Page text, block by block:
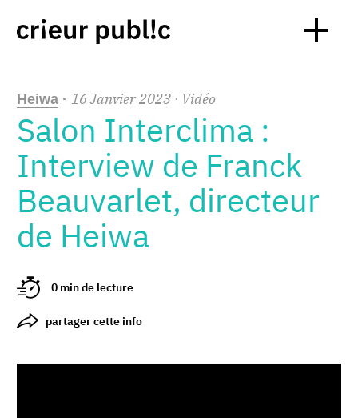
Heiwa · 16Janvier2023 · Vidéo
Salon Interclima :
Interview de Franck
Beauvarlet, directeur
de Heiwa
0 min de lecture
partager cette info